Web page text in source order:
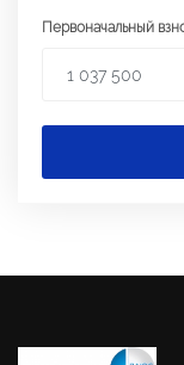
Первоначальный